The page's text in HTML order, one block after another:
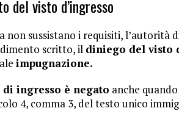
del visto d’ingresso
non sussistano i requisiti, l’autorità
scritto, il diniego del visto
impugnazione.
di ingresso è negato anche
4, comma 3, del testo unico